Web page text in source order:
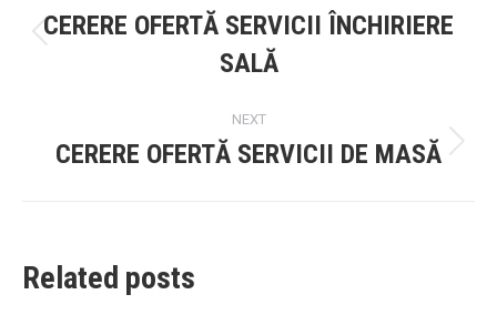
navigation
Previous
post:
CERERE OFERTĂ SERVICII ÎNCHIRIERE
SALĂ
NEXT
Next
CERERE OFERTĂ SERVICII DE MASĂ
Related posts